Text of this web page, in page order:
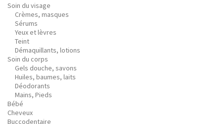
Soin du visage
Crèmes, masques
Sérums
Yeux et lèvres
Teint
Démaquillants, lotions
Soin du corps
Gels douche, savons
Huiles, baumes, laits
Déodorants
Mains, Pieds
Bébé
Cheveux
Buccodentaire